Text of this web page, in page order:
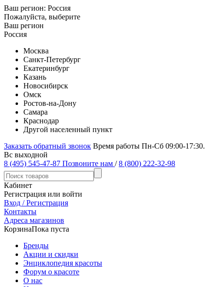
Ваш регион: Россия
Пожалуйста, выберите
Ваш регион
Россия
Москва
Санкт-Петербург
Екатеринбург
Казань
Новосибирск
Омск
Ростов-на-Дону
Самара
Краснодар
Другой населенный пункт
Заказать обратный звонок Время работы Пн-Сб 09:00-17:30.
Вс выходной
8 (495) 545-47-87 Позвоните нам / 8 (800) 222-32-98
Кабинет
Регистрация или войти
Вход / Регистрация
Контакты
Адреса магазинов
КорзинаПока пуста
Бренды
Акции и скидки
Энциклопедия красоты
Форум о красоте
О нас